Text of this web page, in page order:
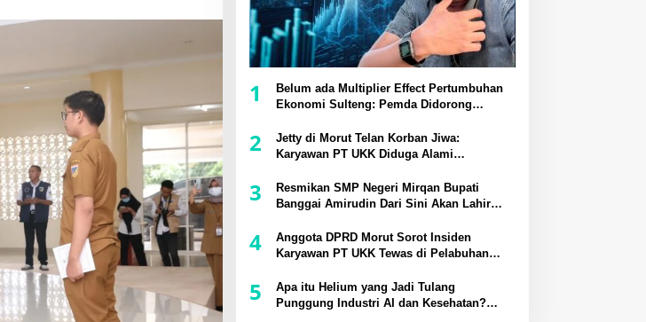
1
Belum ada Multiplier Effect Pertumbuhan
Ekonomi Sulteng: Pemda Didorong
2
Jetty di Morut Telan Korban Jiwa:
Karyawan PT UKK Diduga Alami
3
Resmikan SMP Negeri Mirqan Bupati
Banggai Amirudin Dari Sini Akan Lahir
Daerah
4
Anggota DPRD Morut Sorot Insiden
Karyawan PT UKK Tewas di Pelabuhan
5
Apa itu Helium yang Jadi Tulang
Punggung Industri AI dan Kesehatan?